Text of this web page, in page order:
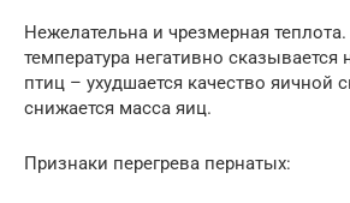
Нежелательна и чрезмерная
температура негативно сказывается
птиц – ухудшается качество яичной
снижается масса яиц.
Признаки перегрева пернатых: